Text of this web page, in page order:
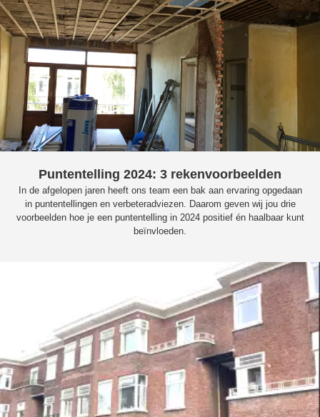
Puntentelling 2024: 3 rekenvoorbeelden
In de afgelopen jaren heeft ons team een bak aan ervaring opgedaan
in puntentellingen en verbeteradviezen. Daarom geven wij jou drie
voorbeelden hoe je een puntentelling in 2024 positief én haalbaar kunt
beïnvloeden.